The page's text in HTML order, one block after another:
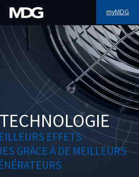
myMDG
EFFETS
GRÂCE À DE MEILLEURS